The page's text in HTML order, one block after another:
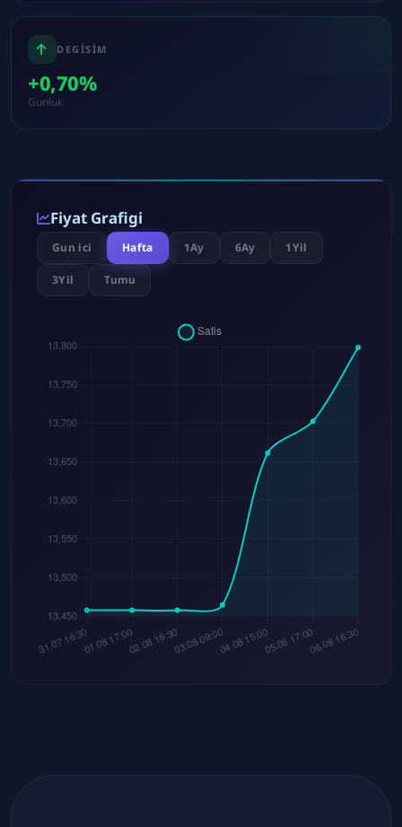
DEGISIM
+0,70%
Gunluk
Fiyat Grafigi
Gun ici Hafta 1Ay 6Ay 1Yil
3Yil Tumu